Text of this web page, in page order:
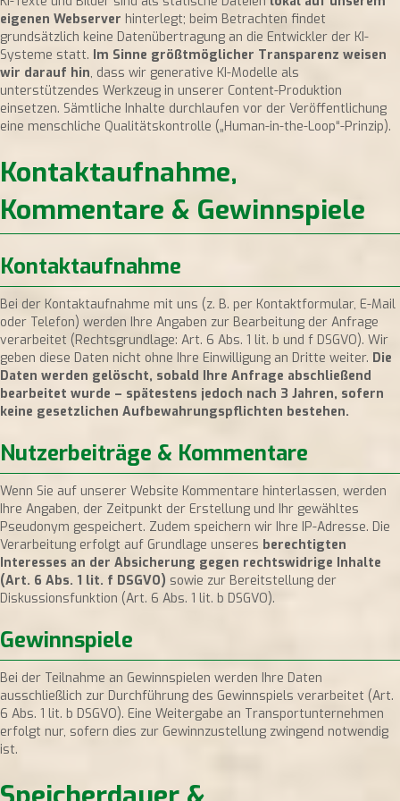
eigenen Webserver hinterlegt; beim Betrachten findet
grundsätzlich keine Datenübertragung an die Entwickler der KI-
Systeme statt. Im Sinne größtmöglicher Transparenz weisen
wir darauf hin, dass wir generative KI-Modelle als
unterstützendes Werkzeug in unserer Content-Produktion
einsetzen. Sämtliche Inhalte durchlaufen vor der Veröffentlichung
eine menschliche Qualitätskontrolle („Human-in-the-Loop“-Prinzip).
Kontaktaufnahme,
Kommentare & Gewinnspiele
Kontaktaufnahme
Bei der Kontaktaufnahme mit uns (z. B. per Kontaktformular, E-Mail
oder Telefon) werden Ihre Angaben zur Bearbeitung der Anfrage
verarbeitet (Rechtsgrundlage: Art. 6 Abs. 1 lit. b und f DSGVO). Wir
geben diese Daten nicht ohne Ihre Einwilligung an Dritte weiter. Die
Daten werden gelöscht, sobald Ihre Anfrage abschließend
bearbeitet wurde – spätestens jedoch nach 3 Jahren, sofern
keine gesetzlichen Aufbewahrungspflichten bestehen.
Nutzerbeiträge & Kommentare
Wenn Sie auf unserer Website Kommentare hinterlassen, werden
Ihre Angaben, der Zeitpunkt der Erstellung und Ihr gewähltes
Pseudonym gespeichert. Zudem speichern wir Ihre IP-Adresse. Die
Verarbeitung erfolgt auf Grundlage unseres berechtigten
Interesses an der Absicherung gegen rechtswidrige Inhalte
(Art. 6 Abs. 1 lit. f DSGVO) sowie zur Bereitstellung der
Diskussionsfunktion (Art. 6 Abs. 1 lit. b DSGVO).
Gewinnspiele
Bei der Teilnahme an Gewinnspielen werden Ihre Daten
ausschließlich zur Durchführung des Gewinnspiels verarbeitet (Art.
6 Abs. 1 lit. b DSGVO). Eine Weitergabe an Transportunternehmen
erfolgt nur, sofern dies zur Gewinnzustellung zwingend notwendig
ist.